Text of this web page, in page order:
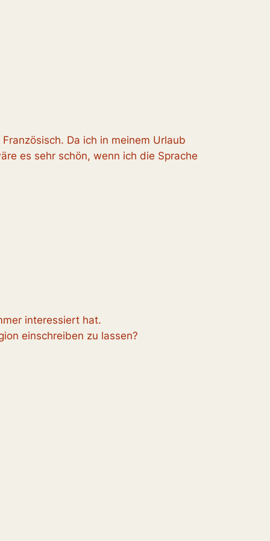
Da ich in meinem Urlaub
es sehr schön, wenn ich die Sprache
interessiert hat.
einschreiben zu lassen?